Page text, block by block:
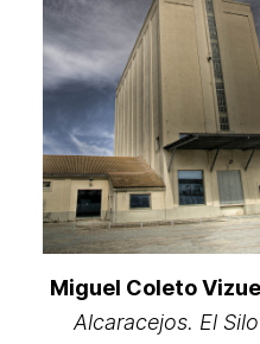
Miguel Coleto
Alcaracejos. El Silo